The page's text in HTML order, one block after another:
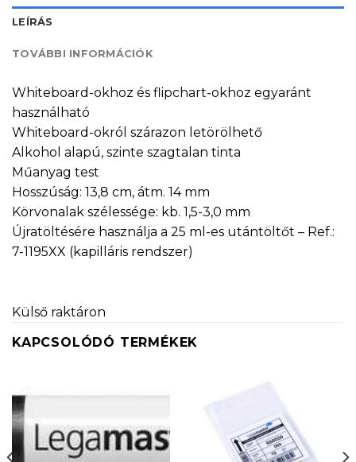
LEÍRÁS
TOVÁBBI INFORMÁCIÓK
Whiteboard-okhoz és flipchart-okhoz egyaránt
használható
Whiteboard-okról szárazon letörölhető
Alkohol alapú, szinte szagtalan tinta
Műanyag test
Hosszúság: 13,8 cm, átm. 14 mm
Körvonalak szélessége: kb. 1,5-3,0 mm
Újratöltésére használja a 25 ml-es utántöltőt – Ref.:
7-1195XX (kapilláris rendszer)
Külső raktáron
KAPCSOLÓDÓ TERMÉKEK